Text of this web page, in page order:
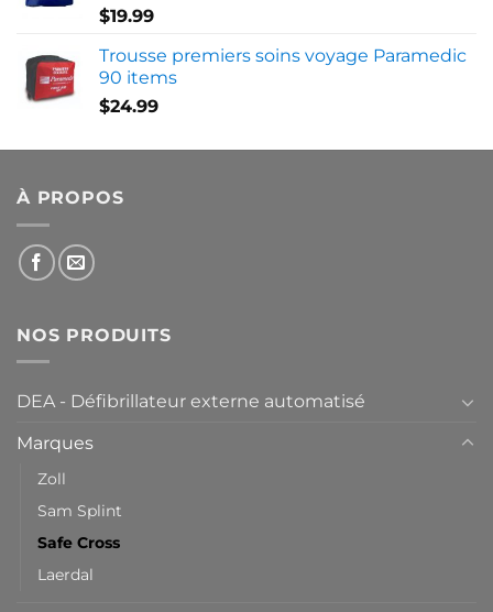
$19.99
Trousse premiers soins voyage Paramedic
90 items
$24.99
À PROPOS
NOS PRODUITS
DEA - Défibrillateur externe automatisé
Marques
Zoll
Sam Splint
Safe Cross
Laerdal